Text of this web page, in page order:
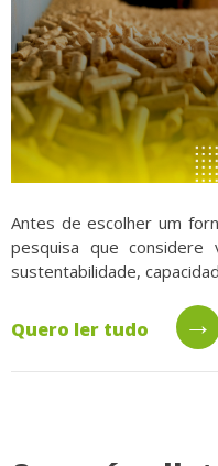
Antes de escolher um
pesquisa que considere
sustentabilidade,
Quero ler tudo →